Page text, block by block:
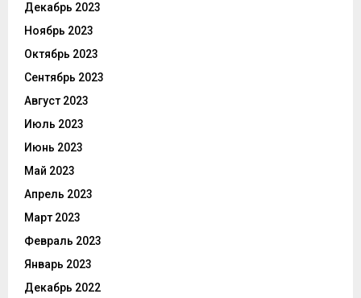
Декабрь 2023
Ноябрь 2023
Октябрь 2023
Сентябрь 2023
Август 2023
Июль 2023
Июнь 2023
Май 2023
Апрель 2023
Март 2023
Февраль 2023
Январь 2023
Декабрь 2022